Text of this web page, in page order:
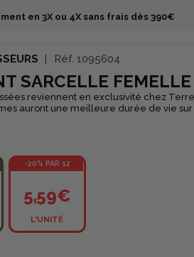
en 3X ou 4X sans frais dès 390€
Réf. 1095604
SARCELLE
reviennent en exclusivité chez
auront une meilleure durée de vie
-20% PAR 12
5,59€
L'UNITÉ